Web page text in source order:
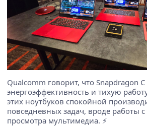
Qualcomm говорит, что Snapdragon
энергоэффективность и тихую
этих ноутбуков спокойной
повседневных задач, вроде работы
просмотра мультимедиа. ⚡️